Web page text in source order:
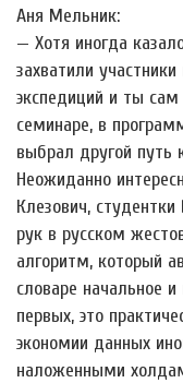
Аня Мельник:
— Хотя иногда
захватили
экспедиций и ты
семинаре, в
выбрал другой путь
Неожиданно
Клезович,
рук в русском
алгоритм, который
словаре начальное
первых, это
экономии данных
наложенными